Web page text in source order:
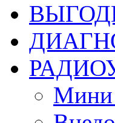
Мини